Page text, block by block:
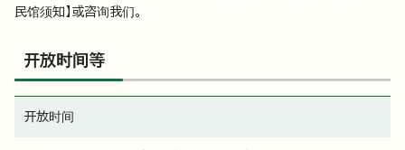
民馆须知】或咨询我们。
开放时间等
开放时间